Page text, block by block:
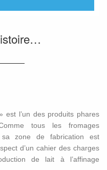
est l’un des produits phares
tous les fromages
sa zone de fabrication est
d’un cahier des charges
de lait à l’affinage